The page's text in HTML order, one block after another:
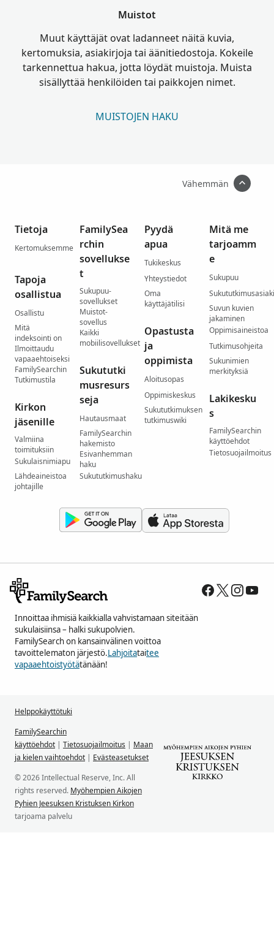
Muistot
Muut käyttäjät ovat ladanneet näitä kuvia,
kertomuksia, asiakirjoja tai äänitiedostoja. Kokeile
tarkennettua hakua, jotta löydät muistoja. Muista
sisällyttää henkilöiden tai paikkojen nimet.
MUISTOJEN HAKU
Vähemmän
Tietoja
Kertomuksemme
Tapoja
osallistua
Osallistu
Mitä
indeksointi on
Ilmoittaudu
vapaaehtoiseksi
FamilySearchin
Tutkimustila
Kirkon
jäsenille
Valmiina
toimituksiin
Sukulaisnimiapu
Lähdeaineistoa
johtajille
FamilySea
rchin
sovellukse
t
Sukupuu-
sovellukset
Muistot-
sovellus
Kaikki
mobiilisovellukset
Sukututki
musresurs
seja
Hautausmaat
FamilySearchin
hakemisto
Esivanhemman
haku
Sukututkimushaku
Pyydä
apua
Tukikeskus
Yhteystiedot
Oma
käyttäjätilisi
Opastusta
ja
oppimista
Aloitusopas
Oppimiskeskus
Sukututkimuksen
tutkimuswiki
Mitä me
tarjoamm
e
Sukupuu
Suvun kuvien
jakaminen
Oppimisaineistoa
Tutkimusohjeita
Sukunimien
merkityksiä
Lakikesku
s
FamilySearchin
käyttöehdot
Tietosuojailmoitus
Innoittaa ihmisiä kaikkialla vahvistamaan siteitään
sukulaisiinsa – halki sukupolvien.
FamilySearch on kansainvälinen voittoa
tavoittelematon järjestö.Lahjoitataitee
vapaaehtoistyötätänään!
Helppokäyttötuki
FamilySearchin
käyttöehdot | Tietosuojailmoitus | Maan
ja kielen vaihtoehdot | Evästeasetukset
© 2026 Intellectual Reserve, Inc. All
rights reserved. Myöhempien Aikojen
Pyhien Jeesuksen Kristuksen Kirkon
tarjoama palvelu